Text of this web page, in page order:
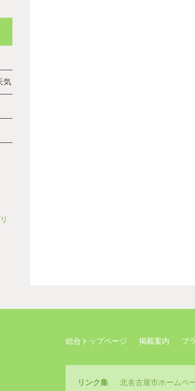
気
総合トップページ 掲載案内 プ
リンク集 北名古屋市ホームペ